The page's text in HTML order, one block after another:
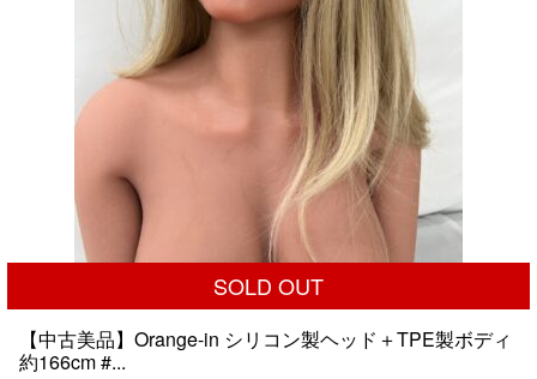
SOLD OUT
【中古美品】Orange-in シリコン製ヘッド＋TPE製ボディ
約166cm #...